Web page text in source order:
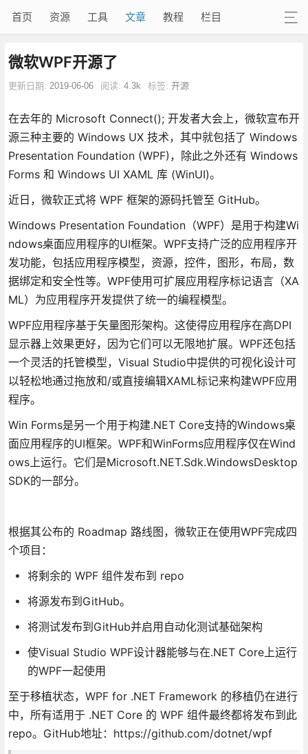
首页 资源 工具 文章 教程 栏目
微软WPF开源了
更新日期: 2019-06-06 阅读: 4.3k 标签: 开源
在去年的 Microsoft Connect(); 开发者大会上，微软宣布开
源三种主要的 Windows UX 技术，其中就包括了 Windows
Presentation Foundation (WPF)，除此之外还有 Windows
Forms 和 Windows UI XAML 库 (WinUI)。
近日，微软正式将 WPF 框架的源码托管至 GitHub。
Windows Presentation Foundation（WPF）是用于构建Wi
ndows桌面应用程序的UI框架。WPF支持广泛的应用程序开
发功能，包括应用程序模型，资源，控件，图形，布局，数
据绑定和安全性等。WPF使用可扩展应用程序标记语言（XA
ML）为应用程序开发提供了统一的编程模型。
WPF应用程序基于矢量图形架构。这使得应用程序在高DPI
显示器上效果更好，因为它们可以无限地扩展。WPF还包括
一个灵活的托管模型，Visual Studio中提供的可视化设计可
以轻松地通过拖放和/或直接编辑XAML标记来构建WPF应用
程序。
Win Forms是另一个用于构建.NET Core支持的Windows桌
面应用程序的UI框架。WPF和WinForms应用程序仅在Wind
ows上运行。它们是Microsoft.NET.Sdk.WindowsDesktop
SDK的一部分。
根据其公布的 Roadmap 路线图，微软正在使用WPF完成四
个项目：
将剩余的 WPF 组件发布到 repo
将源发布到GitHub。
将测试发布到GitHub并启用自动化测试基础架构
使Visual Studio WPF设计器能够与在.NET Core上运行
的WPF一起使用
至于移植状态，WPF for .NET Framework 的移植仍在进行
中，所有适用于 .NET Core 的 WPF 组件最终都将发布到此
repo。GitHub地址：https://github.com/dotnet/wpf